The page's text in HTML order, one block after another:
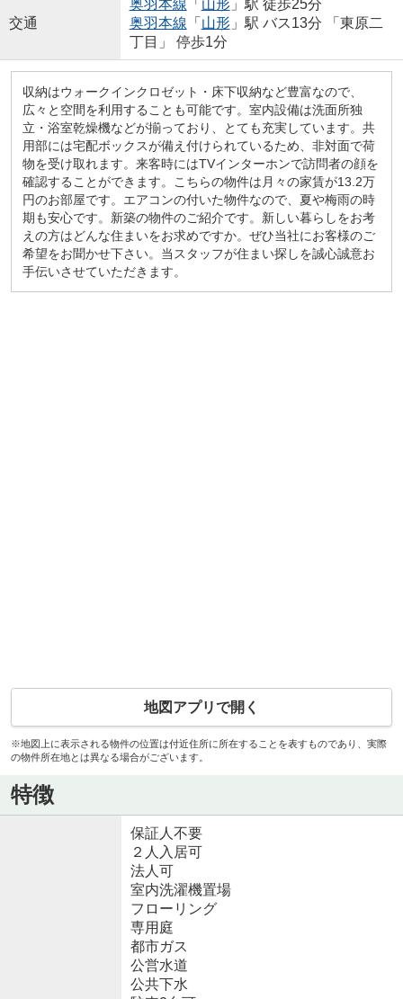
交通
奥羽本線 「 山形」駅 徒歩25分
奥羽本線 「 山形」駅 バス13分 「東原二
丁目」 停歩1分
収納はウォークインクロゼット・床下収納など豊富なので、
広々と空間を利用することも可能です。室内設備は洗面所独
立・浴室乾燥機などが揃っており、とても充実しています。共
用部には宅配ボックスが備え付けられているため、非対面で荷
物を受け取れます。来客時にはTVインターホンで訪問者の顔を
確認することができます。こちらの物件は月々の家賃が13.2万
円のお部屋です。エアコンの付いた物件なので、夏や梅雨の時
期も安心です。新築の物件のご紹介です。新しい暮らしをお考
えの方はどんな住まいをお求めですか。ぜひ当社にお客様のご
希望をお聞かせ下さい。当スタッフが住まい探しを誠心誠意お
手伝いさせていただきます。
地図アプリで開く
※地図上に表示される物件の位置は付近住所に所在することを表すものであり、実際
の物件所在地とは異なる場合がございます。
特徴
保証人不要
２人入居可
法人可
室内洗濯機置場
フローリング
専用庭
都市ガス
公営水道
公共下水